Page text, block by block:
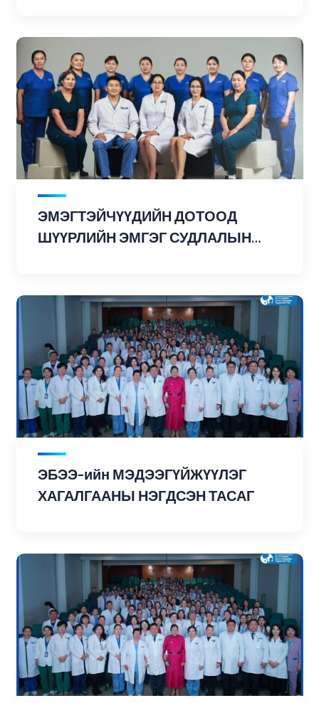
ЭМЭГТЭЙЧҮҮДИЙН ДОТООД
ШҮҮРЛИЙН ЭМГЭГ СУДЛАЛЫН
ЭБЭЭ-ийн МЭДЭЭГҮЙЖҮҮЛЭГ
ХАГАЛГААНЫ НЭГДСЭН ТАСАГ